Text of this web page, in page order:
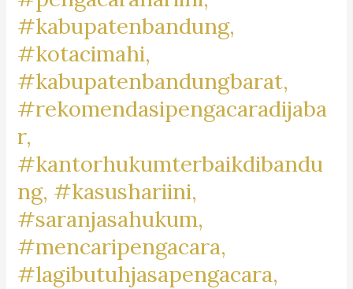
#kabupatenbandung,
#kotacimahi,
#kabupatenbandungbarat,
#rekomendasipengacaradijaba
r,
#kantorhukumterbaikdibandu
ng, #kasushariini,
#saranjasahukum,
#mencaripengacara,
#lagibutuhjasapengacara,